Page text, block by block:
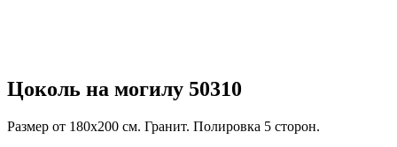
Цоколь на могилу 50310
Размер от 180х200 см. Гранит. Полировка 5 сторон.